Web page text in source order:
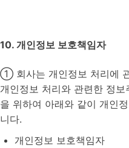
10. 개인정보 보호책임자
① 회사는 개인정보 처리에
개인정보 처리와 관련한 정
을 위하여 아래와 같이 개인
니다.
개인정보 보호책임자